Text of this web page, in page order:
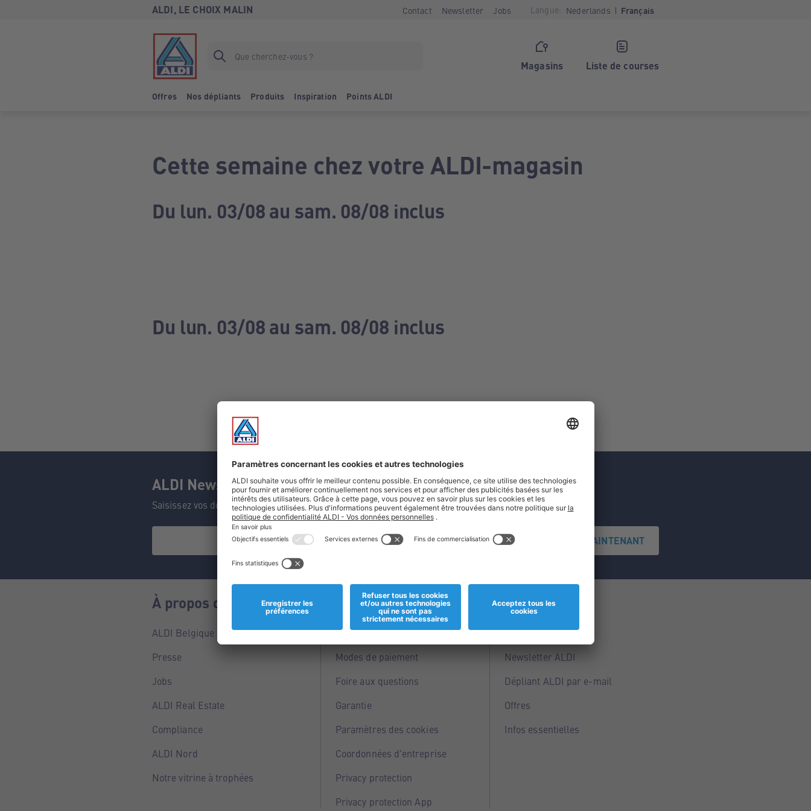
ALDI, LE CHOIX MALIN Contact Newsletter Jobs Langue: Nederlands Français
Magasins Liste de courses
Offres Nos dépliants Produits Inspiration Points ALDI
Cette semaine chez votre ALDI-magasin
Du lun. 03/08 au sam. 08/08 inclus
Du lun. 03/08 au sam. 08/08 inclus
ALDI Newsletter
Saisissez vos données et ne manquez aucune de nos offres.
S'INSCRIRE MAINTENANT
À propos de nous
ALDI Belgique
Presse
Jobs
ALDI Real Estate
Compliance
ALDI Nord
Notre vitrine à trophées
Informations
Magasins
Modes de paiement
Foire aux questions
Garantie
Paramètres des cookies
Coordonnées d'entreprise
Privacy protection
Privacy protection App
Service
Points ALDI
Newsletter ALDI
Dépliant ALDI par e-mail
Offres
Infos essentielles